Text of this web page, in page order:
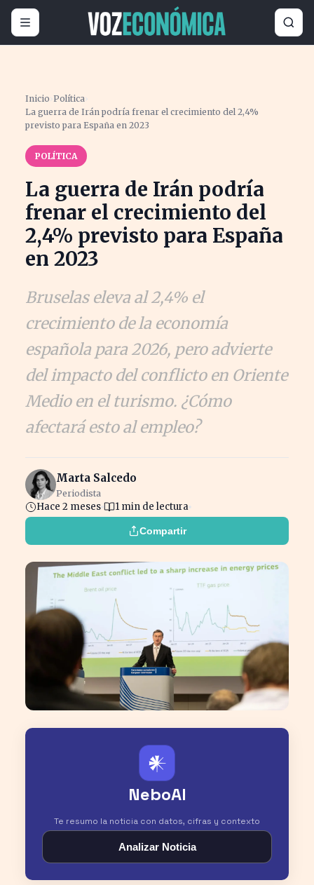
Inicio ›Política›
La guerra de Irán podría frenar el crecimiento del 2,4%
previsto para España en 2023
POLÍTICA
La guerra de Irán podría
frenar el crecimiento del
2,4% previsto para España
en 2023
Bruselas eleva al 2,4% el
crecimiento de la economía
española para 2026, pero advierte
del impacto del conflicto en Oriente
Medio en el turismo. ¿Cómo
afectará esto al empleo?
Marta Salcedo
Periodista
Hace 2 meses 1 min de lectura
Compartir
𒀭
NeboAI
Te resumo la noticia con datos, cifras y contexto
Analizar Noticia